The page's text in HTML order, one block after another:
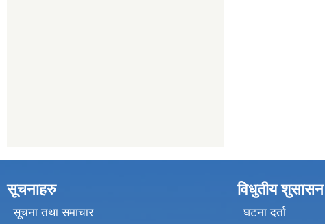
सूचनाहरु
सूचना तथा समाचार
विधुतीय
घटना दर्ता